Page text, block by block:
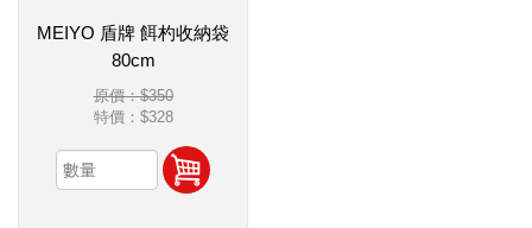
MEIYO 盾牌 餌杓收納袋
80cm
原價：$350
特價： $328